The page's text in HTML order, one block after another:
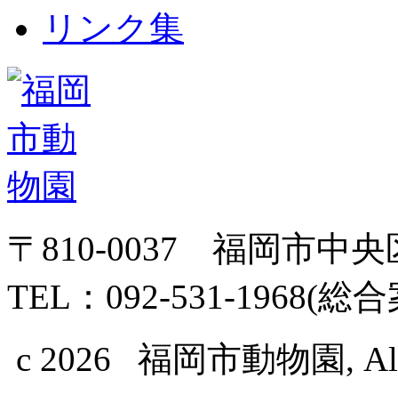
リンク集
〒810-0037 福岡市中央
TEL：092-531-1968(総
c 2026 福岡市動物園,